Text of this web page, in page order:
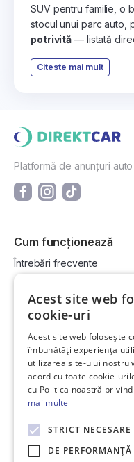
SUV pentru familie, o
stocul unui parc auto,
potrivită — listată
Citeste mai mult
Platformă de anunțuri
Cum funcționează
Întrebări frecvente
Cum vând la licitație?
Link-uri utile
Informații utile vizionare
Contact
Soluționarea Online a
ANCP
Acest site web
cookie-uri
Acest site web folosește
îmbunătăți experiența
utilizarea site-ului nostru
acord cu toate cookie-
cu Politica noastră
mai multe
STRICT NECESARE
DE PERFORMANȚĂ